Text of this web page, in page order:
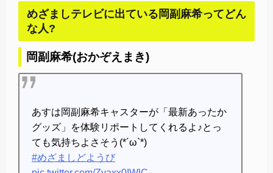
めざましテレビに出ている岡副麻希ってどん
な人?
岡副麻希(おかぞえまき)
あすは岡副麻希キャスターが「最新あったか
グッズ」を体験リポートしてくれるよ♪とっ
ても気持ちよさそう(*´ω`*)
#めざましどようび